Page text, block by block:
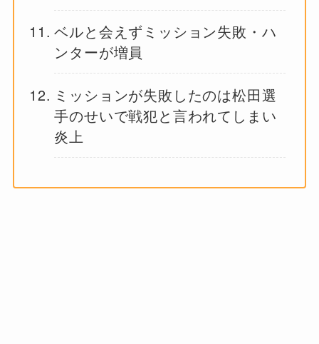
ベルと会えずミッション失敗・ハ
ンターが増員
ミッションが失敗したのは松田選
手のせいで戦犯と言われてしまい
炎上